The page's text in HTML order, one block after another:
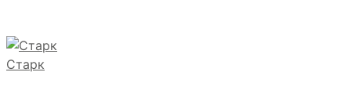
Старк